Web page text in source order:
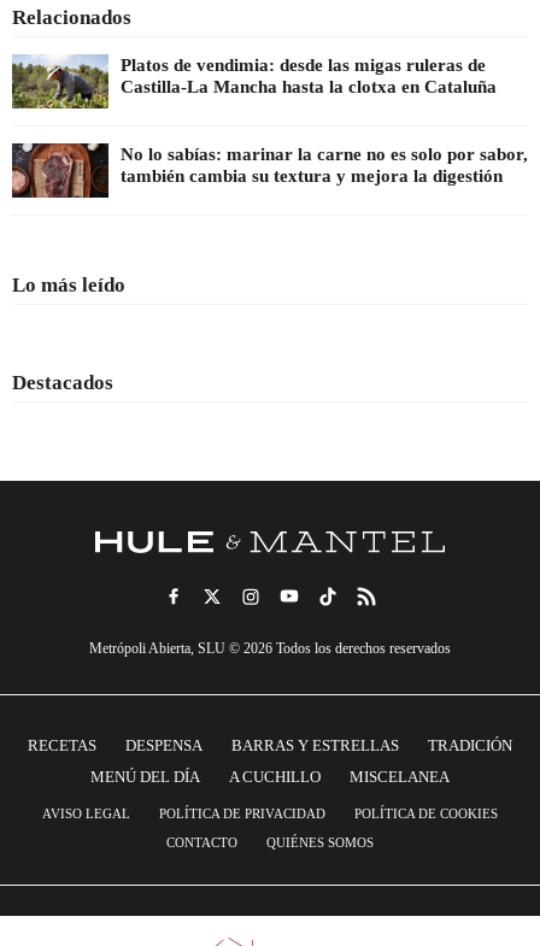
Relacionados
Platos de vendimia: desde las migas ruleras de
Castilla-La Mancha hasta la clotxa en Cataluña
No lo sabías: marinar la carne no es solo por sabor,
también cambia su textura y mejora la digestión
Lo más leído
Destacados
Metrópoli Abierta, SLU © 2026 Todos los derechos reservados
RECETAS DESPENSA BARRAS Y ESTRELLAS
TRADICIÓN
MENÚ DEL DÍA
A CUCHILLO MISCELANEA
AVISO LEGAL POLÍTICA DE PRIVACIDAD
POLÍTICA DE COOKIES
CONTACTO
QUIÉNES SOMOS